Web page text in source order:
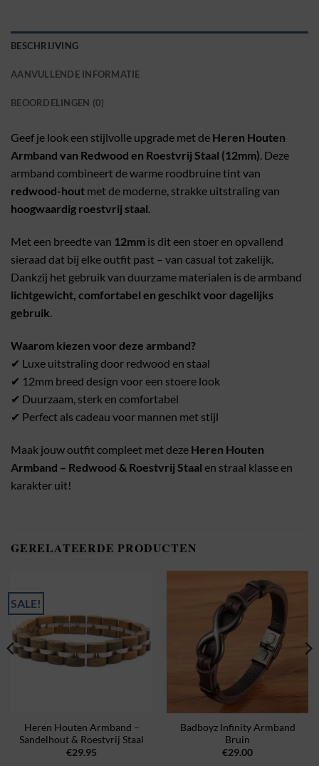
BESCHRIJVING
AANVULLENDE INFORMATIE
BEOORDELINGEN (0)
Geef je look een stijlvolle upgrade met de Heren Houten
Armband van Redwood en Roestvrij Staal (12mm). Deze
armband combineert de warme roodbruine tint van
redwood-hout met de moderne, strakke uitstraling van
hoogwaardig roestvrij staal.
Met een breedte van 12mm is dit een stoer en opvallend
sieraad dat bij elke outfit past – van casual tot zakelijk.
Dankzij het gebruik van duurzame materialen is de armband
lichtgewicht, comfortabel en geschikt voor dagelijks
gebruik.
Waarom kiezen voor deze armband?
✔ Luxe uitstraling door redwood en staal
✔ 12mm breed design voor een stoere look
✔ Duurzaam, sterk en comfortabel
✔ Perfect als cadeau voor mannen met stijl
Maak jouw outfit compleet met deze Heren Houten
Armband – Redwood & Roestvrij Staal en straal klasse en
karakter uit!
GERELATEERDE PRODUCTEN
SALE!
Heren Houten Armband –
Sandelhout & Roestvrij Staal
€29.95
Badboyz Infinity Armband
Bruin
€29.00